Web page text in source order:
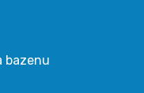
bazenu